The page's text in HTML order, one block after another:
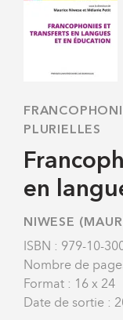
PLURIELLES
en
NIWESE
ISBN : 979-10-
Nombre de
Format : 16 x 24
Date de sortie :